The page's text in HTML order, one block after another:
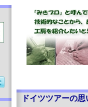
ドイツツアーの思